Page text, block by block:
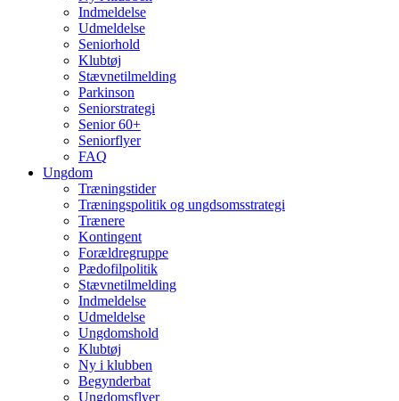
Indmeldelse
Udmeldelse
Seniorhold
Klubtøj
Stævnetilmelding
Parkinson
Seniorstrategi
Senior 60+
Seniorflyer
FAQ
Ungdom
Træningstider
Træningspolitik og ungdsomsstrategi
Trænere
Kontingent
Forældregruppe
Pædofilpolitik
Stævnetilmelding
Indmeldelse
Udmeldelse
Ungdomshold
Klubtøj
Ny i klubben
Begynderbat
Ungdomsflyer